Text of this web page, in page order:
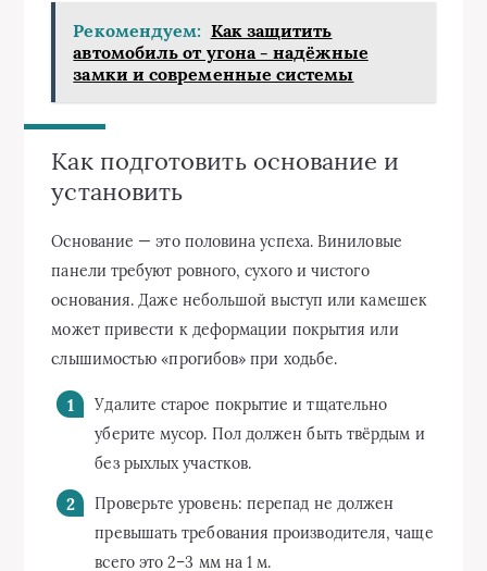
Рекомендуем: Как защитить
автомобиль от угона - надёжные
замки и современные системы
Как подготовить основание и
установить
Основание — это половина успеха. Виниловые
панели требуют ровного, сухого и чистого
основания. Даже небольшой выступ или камешек
может привести к деформации покрытия или
слышимостью «прогибов» при ходьбе.
Удалите старое покрытие и тщательно
уберите мусор. Пол должен быть твёрдым и
без рыхлых участков.
Проверьте уровень: перепад не должен
превышать требования производителя, чаще
всего это 2–3 мм на 1 м.